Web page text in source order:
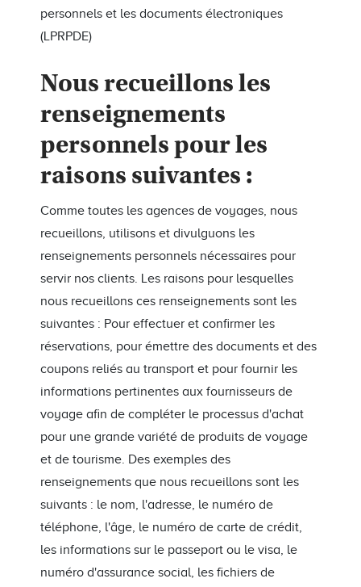
personnels et les documents électroniques
(LPRPDE)
Nous recueillons les
renseignements
personnels pour les
raisons suivantes :
Comme toutes les agences de voyages, nous
recueillons, utilisons et divulguons les
renseignements personnels nécessaires pour
servir nos clients. Les raisons pour lesquelles
nous recueillons ces renseignements sont les
suivantes : Pour effectuer et confirmer les
réservations, pour émettre des documents et des
coupons reliés au transport et pour fournir les
informations pertinentes aux fournisseurs de
voyage afin de compléter le processus d'achat
pour une grande variété de produits de voyage
et de tourisme. Des exemples des
renseignements que nous recueillons sont les
suivants : le nom, l'adresse, le numéro de
téléphone, l'âge, le numéro de carte de crédit,
les informations sur le passeport ou le visa, le
numéro d'assurance social, les fichiers de